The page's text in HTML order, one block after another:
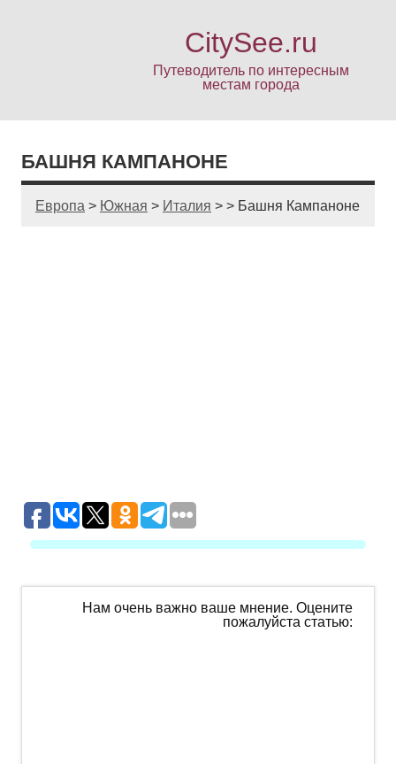
CitySee.ru
Путеводитель по интересным
местам города
БАШНЯ КАМПАНОНЕ
Европа > Южная > Италия > > Башня Кампаноне
Нам очень важно ваше мнение. Оцените
пожалуйста статью: